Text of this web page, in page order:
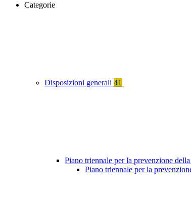
Categorie
Disposizioni generali 41
Piano triennale per la prevenzione
Piano triennale per la